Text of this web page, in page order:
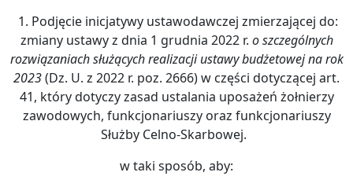
1. Podjęcie inicjatywy ustawodawczej zmierzającej do:
zmiany ustawy z dnia 1 grudnia 2022 r. o szczególnych
rozwiązaniach służących realizacji ustawy budżetowej na rok
2023(Dz. U. z 2022 r. poz. 2666) w części dotyczącej art.
41, który dotyczy zasad ustalania uposażeń żołnierzy
zawodowych, funkcjonariuszy oraz funkcjonariuszy
Służby Celno-Skarbowej.
w taki sposób, aby: